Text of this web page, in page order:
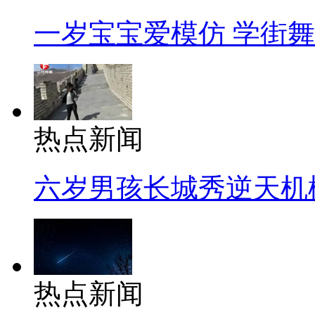
一岁宝宝爱模仿 学街
热点新闻
六岁男孩长城秀逆天机
热点新闻